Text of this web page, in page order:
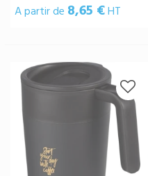
A partir de 8,65 €HT